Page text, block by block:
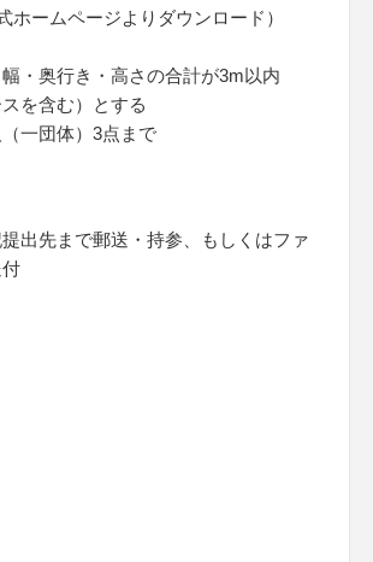
ホームページよりダウンロード）
・奥行き・高さの合計が3m以内
スを含む）とする
一団体）3点まで
出先まで郵送・持参、もしくはファ